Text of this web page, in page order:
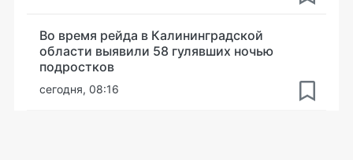
Во время рейда в Калининградской
области выявили 58 гулявших ночью
подростков
сегодня, 08:16